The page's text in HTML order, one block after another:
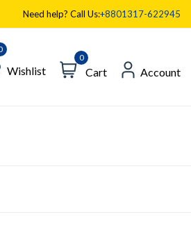
Need help? Call Us:+8801317-622945
Wishlist
0
Cart Account